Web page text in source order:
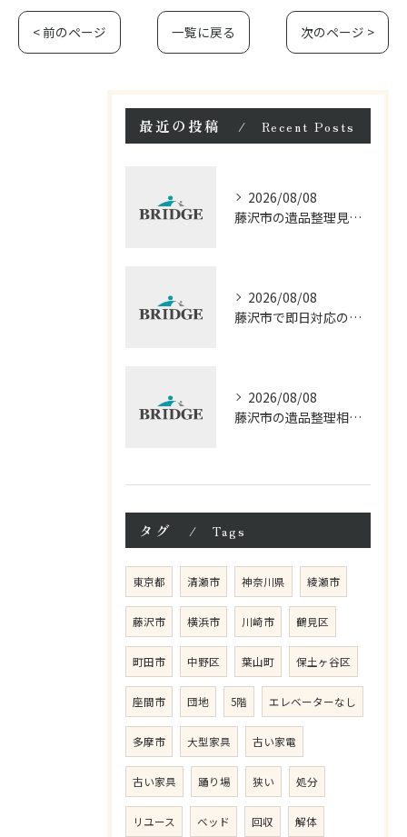
< 前のページ 一覧に戻る 次のページ >
最近の投稿 Recent Posts
2026/08/08
藤沢市の遺品整理見積もりと相談の流れ
2026/08/08
藤沢市で即日対応の遺品整理口コミ徹底解説
2026/08/08
藤沢市の遺品整理相談と見積もり費用の基本知識
タグ Tags
東京都 清瀬市 神奈川県 綾瀬市
藤沢市 横浜市 川崎市 鶴見区
町田市 中野区 葉山町 保土ヶ谷区
座間市 団地 5階 エレベーターなし
多摩市 大型家具 古い家電
古い家具 踊り場 狭い 処分
リユース ベッド 回収 解体